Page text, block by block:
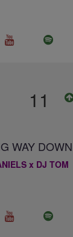
11
WAY
x DJ TOM